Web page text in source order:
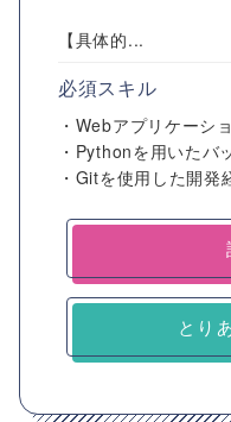
【具体的...
必須スキル
・Webアプリケーシ
・Pythonを用いたバ
・Gitを使用した開発
とり